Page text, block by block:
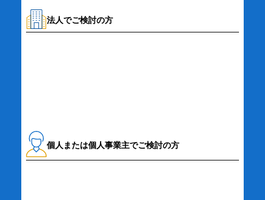
法人でご検討の方
個人または個人事業主でご検討の方